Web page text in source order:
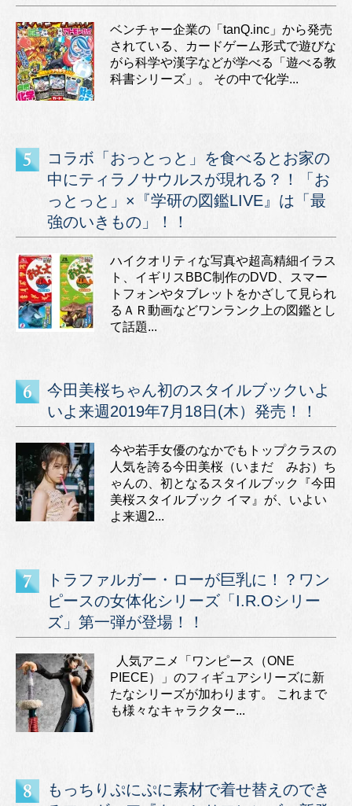
ベンチャー企業の「tanQ.inc」から発売
されている、カードゲーム形式で遊びな
がら科学や漢字などが学べる「遊べる教
科書シリーズ」。 その中で化学...
コラボ「おっとっと」を食べるとお家の
中にティラノサウルスが現れる？！「お
っとっと」×『学研の図鑑LIVE』は「最
強のいきもの」！！
ハイクオリティな写真や超高精細イラス
ト、イギリスBBC制作のDVD、スマー
トフォンやタブレットをかざして見られ
るＡＲ動画などワンランク上の図鑑とし
て話題...
今田美桜ちゃん初のスタイルブックいよ
いよ来週2019年7月18日(木）発売！！
今や若手女優のなかでもトップクラスの
人気を誇る今田美桜（いまだ みお）ち
ゃんの、初となるスタイルブック『今田
美桜スタイルブック イマ』が、いよい
よ来週2...
トラファルガー・ローが巨乳に！？ワン
ピースの女体化シリーズ「I.R.Oシリー
ズ」第一弾が登場！！
人気アニメ「ワンピース（ONE
PIECE）」のフィギュアシリーズに新
たなシリーズが加わります。 これまで
も様々なキャラクター...
もっちりぷにぷに素材で着せ替えのでき